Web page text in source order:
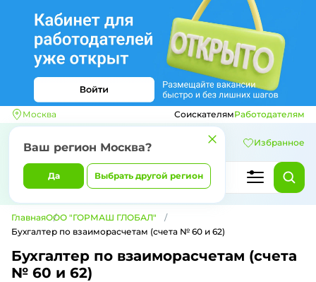
Москва
Ваш регион Москва?
Да Выбрать другой регион
СоискателямРаботодателям
Избранное
ГлавнаяООО "ГОРМАШ ГЛОБАЛ"
Бухгалтер по взаиморасчетам (счета № 60 и 62)
Бухгалтер по взаиморасчетам (счета
№ 60 и 62)